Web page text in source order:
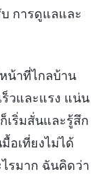
การดูแลและ
น้าที่ไกลบ้าน
ร็วและแรง แน่น
เริ่มสั่นและรู้สึก
อเที่ยงไม่ได้
รมาก ฉันคิดว่า